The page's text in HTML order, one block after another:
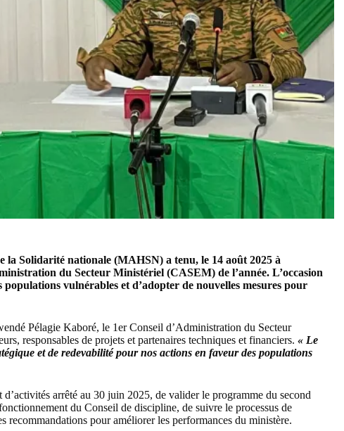
Solidarité nationale (MAHSN) a tenu, le 14 août 2025 à
du Secteur Ministériel (CASEM) de l’année. L’occasion
populations vulnérables et d’adopter de nouvelles mesures pour
Pélagie Kaboré, le 1erConseil d’Administration du Secteur
responsables de projets et partenaires techniques et financiers. « Le
et de redevabilité pour nos actions en faveur des populations
arrêté au 30 juin 2025, de valider le programme du second
du Conseil de discipline, de suivre le processus de
recommandations pour améliorer les performances du ministère.